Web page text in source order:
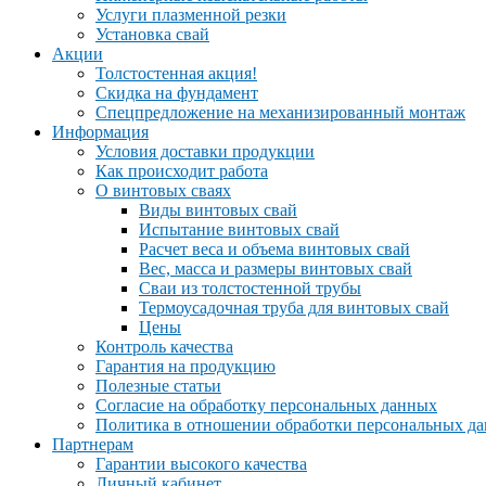
Услуги плазменной резки
Установка свай
Акции
Толстостенная акция!
Скидка на фундамент
Спецпредложение на механизированный монтаж
Информация
Условия доставки продукции
Как происходит работа
О винтовых сваях
Виды винтовых свай
Испытание винтовых свай
Расчет веса и объема винтовых свай
Вес, масса и размеры винтовых свай
Сваи из толстостенной трубы
Термоусадочная труба для винтовых свай
Цены
Контроль качества
Гарантия на продукцию
Полезные статьи
Согласие на обработку персональных данных
Политика в отношении обработки персональных
Партнерам
Гарантии высокого качества